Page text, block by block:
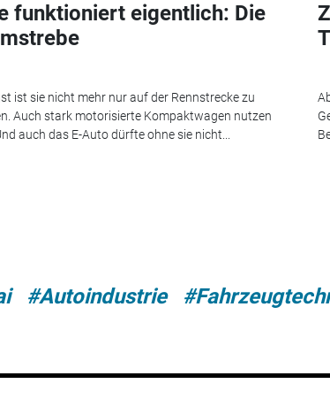
funktioniert eigentlich: Die
ist sie nicht mehr nur auf der Rennstrecke zu
Auch stark motorisierte Kompaktwagen nutzen
auch das E-Auto dürfte ohne sie nicht...
#Autoindustrie